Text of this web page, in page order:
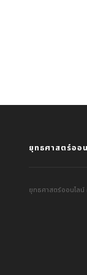
ยุทธศาสตร์ออ
ยุทธศาสตร์ออนไลน์